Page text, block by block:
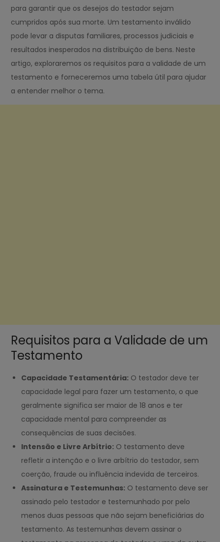
para garantir que os desejos do testador sejam
cumpridos após sua morte. Um testamento inválido
pode levar a disputas familiares, processos judiciais e
resultados inesperados na distribuição de bens. Neste
artigo, exploraremos os requisitos para a validade de um
testamento e forneceremos uma tabela útil para ajudar
a entender melhor o tema.
Requisitos para a Validade de um
Testamento
Capacidade Testamentária: O testador deve ter
capacidade legal para fazer um testamento, o que
geralmente significa ser maior de 18 anos e ter
capacidade mental para compreender as
consequências de suas decisões.
Intensão e Livre Arbítrio: O testamento deve
refletir a intenção e o livre arbítrio do testador, sem
coerção, fraude ou influência indevida de terceiros.
Assinatura e Testemunhas: O testamento deve ser
assinado pelo testador e testemunhado por pelo
menos duas pessoas que não sejam beneficiárias do
testamento. As testemunhas devem assinar o